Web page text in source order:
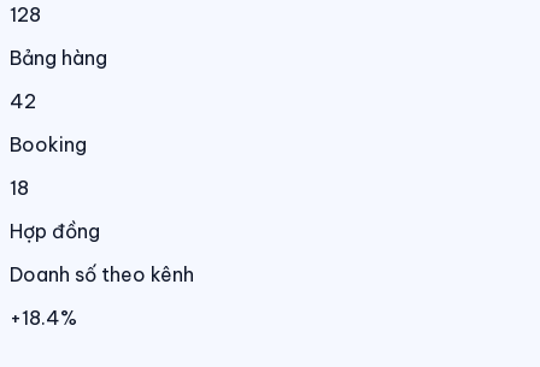
128
Bảng hàng
42
Booking
18
Hợp đồng
Doanh số theo kênh
+18.4%